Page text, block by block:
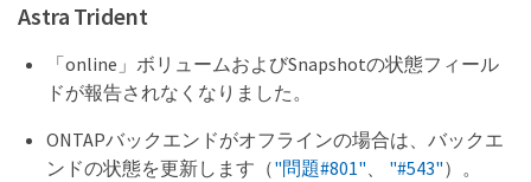
Astra Trident
「online」ボリュームおよびSnapshotの状態フィール
ドが報告されなくなりました。
ONTAPバックエンドがオフラインの場合は、バックエ
ンドの状態を更新します（"問題#801"、 "#543"）。